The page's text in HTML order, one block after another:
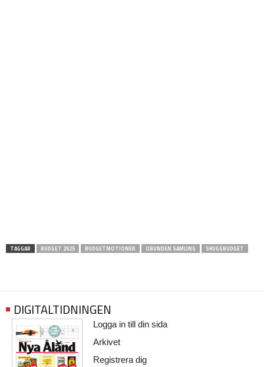
TAGGAR BUDGET 2025 BUDGETMOTIONER OBUNDEN SAMLING SKUGGBUDGET
DIGITALTIDNINGEN
Logga in till din sida
Arkivet
Registrera dig